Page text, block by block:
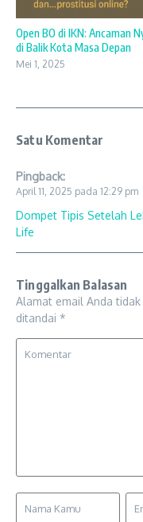
Open BO di IKN: Ancaman
di Balik Kota Masa Depan
Mei 1, 2025
Satu Komentar
Pingback:
April 11, 2025 pada 12:29 pm
Dompet Tipis Setelah
Life
Tinggalkan Balasan
Alamat email Anda
ditandai *